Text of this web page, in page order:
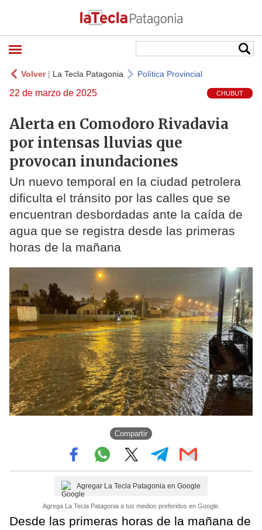
Volver| La Tecla Patagonia Política Provincial
22 de marzo de 2025 CHUBUT
Alerta en Comodoro Rivadavia
por intensas lluvias que
provocan inundaciones
Un nuevo temporal en la ciudad petrolera
dificulta el tránsito por las calles que se
encuentran desbordadas ante la caída de
agua que se registra desde las primeras
horas de la mañana
Compartir
Agregar La Tecla Patagonia en Google
Agrega La Tecla Patagonia a tus medios preferidos en Google.
Desde las primeras horas de la mañana de